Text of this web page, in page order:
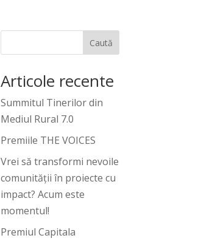
Caută
Articole recente
Summitul Tinerilor din
Mediul Rural 7.0
Premiile THE VOICES
Vrei să transformi nevoile
comunității în proiecte cu
impact? Acum este
momentul!
Premiul Capitala